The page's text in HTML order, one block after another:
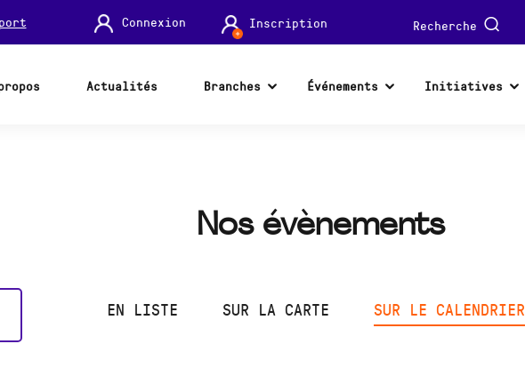
Connexion Inscription Recherche
Actualités Branches Événements Initiatives
Nos évènements
EN LISTE SUR LA CARTE SUR LE CALENDRIER